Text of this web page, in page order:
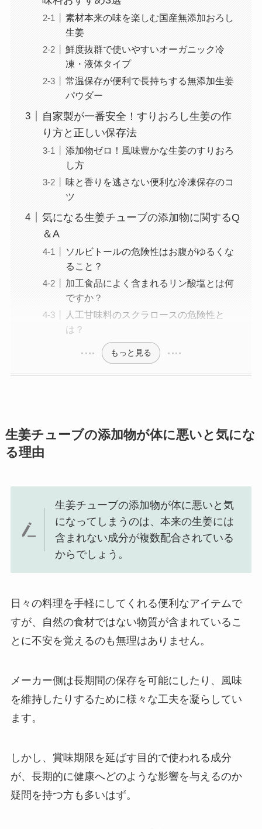
素材本来の味を楽しむ国産無添加おろし
生姜
鮮度抜群で使いやすいオーガニック冷
凍・液体タイプ
常温保存が便利で長持ちする無添加生姜
パウダー
自家製が一番安全！すりおろし生姜の作
り方と正しい保存法
添加物ゼロ！風味豊かな生姜のすりおろ
し方
味と香りを逃さない便利な冷凍保存のコ
ツ
気になる生姜チューブの添加物に関するQ
＆A
ソルビトールの危険性はお腹がゆるくな
ること？
加工食品によく含まれるリン酸塩とは何
ですか？
人工甘味料のスクラロースの危険性と
は？
もっと見る
生姜チューブの添加物が体に悪いと気にな
る理由
生姜チューブの添加物が体に悪いと気
になってしまうのは、本来の生姜には
含まれない成分が複数配合されている
からでしょう。
日々の料理を手軽にしてくれる便利なアイテムで
すが、自然の食材ではない物質が含まれているこ
とに不安を覚えるのも無理はありません。
メーカー側は長期間の保存を可能にしたり、風味
を維持したりするために様々な工夫を凝らしてい
ます。
しかし、賞味期限を延ばす目的で使われる成分
が、長期的に健康へどのような影響を与えるのか
疑問を持つ方も多いはず。